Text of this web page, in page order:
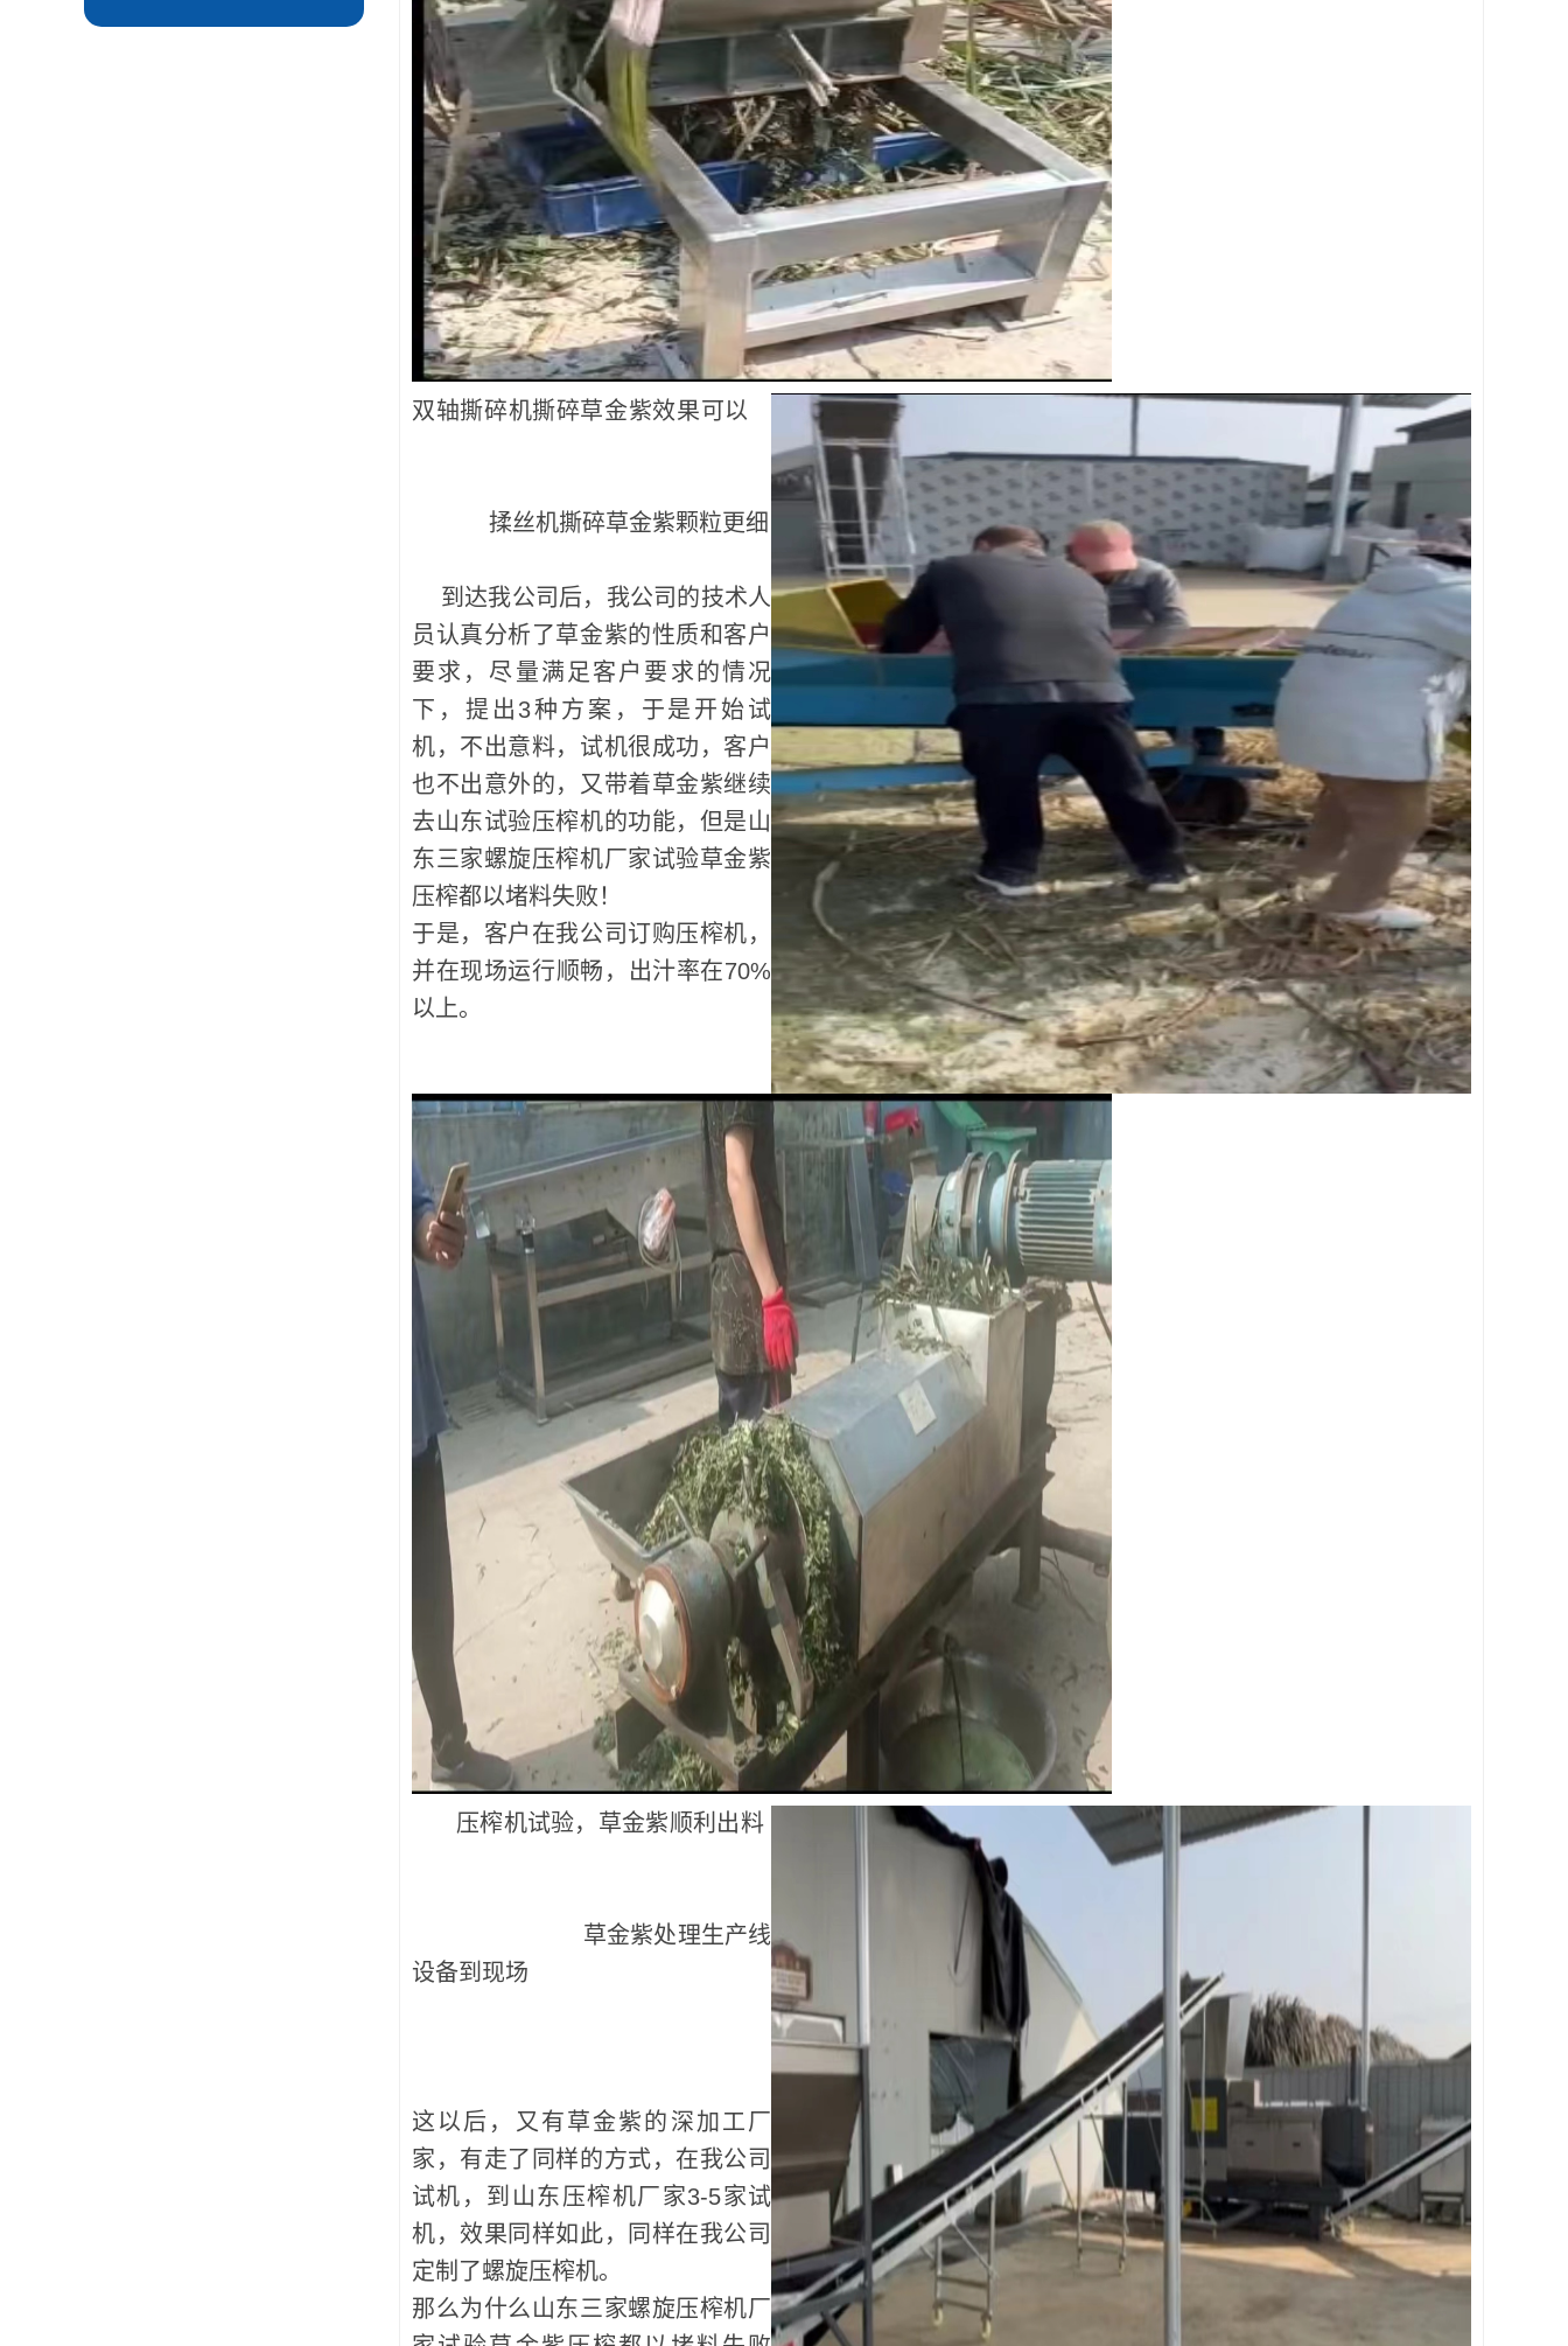
双轴撕碎机撕碎草金紫效果可以
揉丝机撕碎草金紫颗粒更细
到达我公司后，我公司的技术人
员认真分析了草金紫的性质和客户
要求，尽量满足客户要求的情况
下，提出3种方案，于是开始试
机，不出意料，试机很成功，客户
也不出意外的，又带着草金紫继续
去山东试验压榨机的功能，但是山
东三家螺旋压榨机厂家试验草金紫
压榨都以堵料失败！
于是，客户在我公司订购压榨机，
并在现场运行顺畅，出汁率在70%
以上。
压榨机试验，草金紫顺利出料
草金紫处理生产线
设备到现场
这以后，又有草金紫的深加工厂
家，有走了同样的方式，在我公司
试机，到山东压榨机厂家3-5家试
机，效果同样如此，同样在我公司
定制了螺旋压榨机。
那么为什么山东三家螺旋压榨机厂